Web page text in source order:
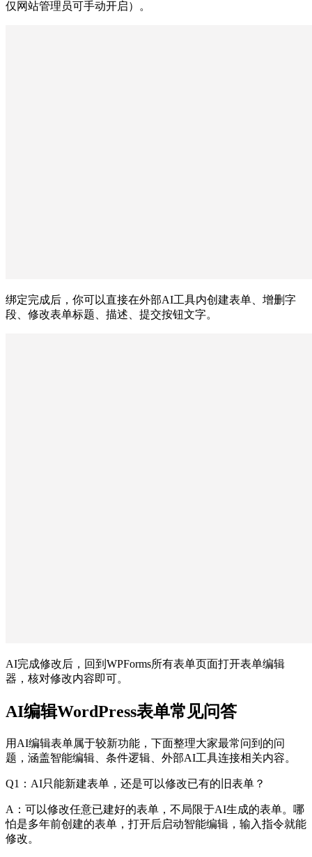
仅网站管理员可手动开启）。
绑定完成后，你可以直接在外部AI工具内创建表单、增删字
段、修改表单标题、描述、提交按钮文字。
AI完成修改后，回到WPForms所有表单页面打开表单编辑
器，核对修改内容即可。
AI编辑WordPress表单常见问答
用AI编辑表单属于较新功能，下面整理大家最常问到的问
题，涵盖智能编辑、条件逻辑、外部AI工具连接相关内容。
Q1：AI只能新建表单，还是可以修改已有的旧表单？
A：可以修改任意已建好的表单，不局限于AI生成的表单。哪
怕是多年前创建的表单，打开后启动智能编辑，输入指令就能
修改。